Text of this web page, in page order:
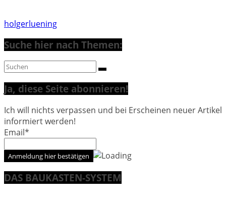
holgerluening
Suche hier nach Themen:
Ja, diese Seite abonnieren!
Ich will nichts verpassen und bei Erscheinen neuer Artikel
informiert werden!
Email*
DAS BAUKASTEN-SYSTEM